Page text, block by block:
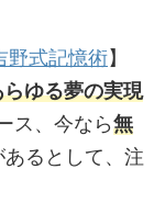
野式記憶術】
ゆる夢の実現
ス、今なら無
あるとして、注